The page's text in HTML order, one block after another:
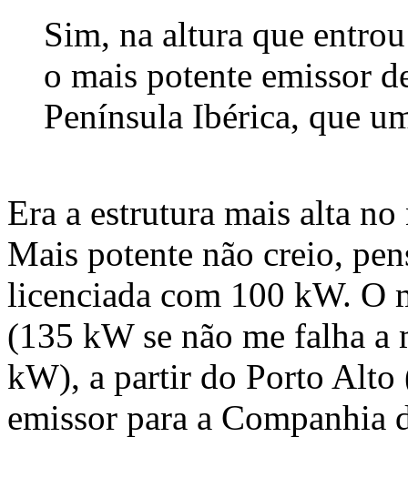
Sim, na altura que
o mais potente emissor
Península Ibérica, que
Era a estrutura mais alta
Mais potente não creio,
licenciada com 100 kW. O
(135 kW se não me falha a
kW), a partir do Porto Alto
emissor para a Companhia